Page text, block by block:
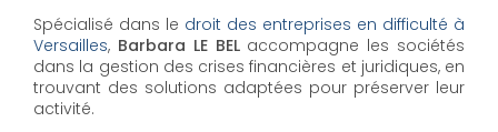
Spécialisé dans le droit des entreprises en difficulté à
Versailles, Barbara LE BELaccompagne les sociétés
dans la gestion des crises financières et juridiques, en
trouvant des solutions adaptées pour préserver leur
activité.